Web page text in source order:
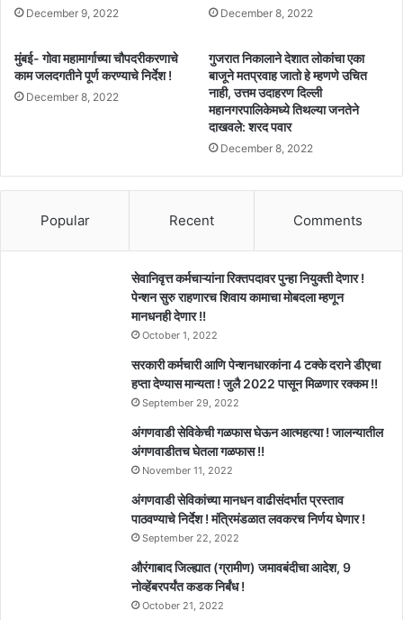
December 9, 2022 December 8, 2022
मुंबई- गोवा महामार्गाच्या चौपदरीकरणाचे
काम जलदगतीने पूर्ण करण्याचे निर्देश !
December 8, 2022
गुजरात निकालाने देशात लोकांचा एका
बाजूने मतप्रवाह जातो हे म्हणणे उचित
नाही, उत्तम उदाहरण दिल्ली
महानगरपालिकेमध्ये तिथल्या जनतेने
दाखवले: शरद पवार
December 8, 2022
Popular Recent Comments
सेवानिवृत्त कर्मचाऱ्यांना रिक्तपदावर पुन्हा नियुक्ती देणार !
पेन्शन सुरु राहणारच शिवाय कामाचा मोबदला म्हणून
मानधनही देणार !!
October 1, 2022
सरकारी कर्मचारी आणि पेन्शनधारकांना 4 टक्के दराने डीएचा
हप्ता देण्यास मान्यता ! जुलै 2022 पासून मिळणार रक्कम !!
September 29, 2022
अंगणवाडी सेविकेची गळफास घेऊन आत्महत्या ! जालन्यातील
अंगणवाडीतच घेतला गळफास !!
November 11, 2022
अंगणवाडी सेविकांच्या मानधन वाढीसंदर्भात प्रस्ताव
पाठवण्याचे निर्देश ! मंत्रिमंडळात लवकरच निर्णय घेणार !
September 22, 2022
औरंगाबाद जिल्ह्यात (ग्रामीण) जमावबंदीचा आदेश, 9
नोव्हेंबरपर्यंत कडक निर्बंध !
October 21, 2022